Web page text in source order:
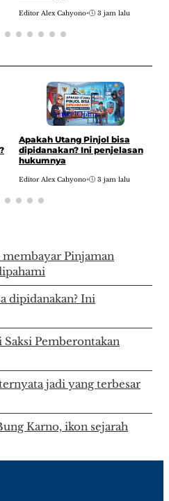
Editor Alex Cahyono• 3 jam lalu
ArtikelOpini
Apakah Utang Pinjol bisa
dipidanakan? Ini penjelasan
hukumnya
Editor Alex Cahyono• 3 jam lalu
Pinjaman
dipidanakan? Ini
Saksi Pemberontakan
jadi yang terbesar
Karno, ikon sejarah